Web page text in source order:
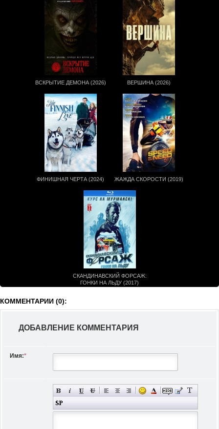
ВСКРЫТИЕ ДЕМОНА (2026) ВЕРШИНА (2026)
ФИНИШНАЯ ЧЕРТА (2024) ЖАЖДА СКОРОСТИ (2019)
СКАНДИНАВСКИЙ ФОРСАЖ:
ГОНКИ НА ЛЬДУ (2017)
КОММЕНТАРИИ (0):
ДОБАВЛЕНИЕ КОММЕНТАРИЯ
Имя:*